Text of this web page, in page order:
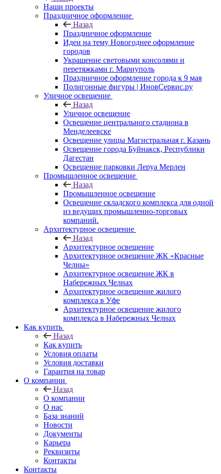
Наши проекты
Праздничное оформление
Назад
Праздничное оформление
Идеи на тему Новогоднее оформление
городов
Украшение световыми консолями и
перетяжками г. Мариуполь
Праздничное оформление города к 9 мая
Полигонные фигуры | ИновСервис.ру
Уличное освещение
Назад
Уличное освещение
Освещение центрального стадиона в
Менделеевске
Освещение улицы Магистральная г. Казань
Освещение города Буйнакск, Республики
Дагестан
Освещение парковки Леруа Мерлен
Промышленное освещение
Назад
Промышленное освещение
Освещение складского комплекса для одной
из ведущих промышленно-торговых
компаний.
Архитектурное освещение
Назад
Архитектурное освещение
Архитектурное освещение ЖК «Красные
Челны»
Архитектурное освещение ЖК в
Набережных Челнах
Архитектурное освещение жилого
комплекса в Уфе
Архитектурное освещение жилого
комплекса в Набережных Челнах
Как купить
Назад
Как купить
Условия оплаты
Условия доставки
Гарантия на товар
О компании
Назад
О компании
О нас
База знаний
Новости
Документы
Карьера
Реквизиты
Контакты
Контакты